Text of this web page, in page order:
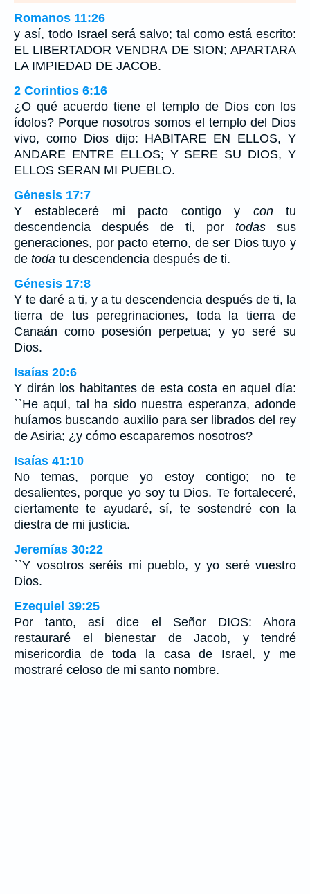
Romanos 11:26
y así, todo Israel será salvo; tal como está escrito:
EL LIBERTADOR VENDRA DE SION; APARTARA
LA IMPIEDAD DE JACOB.
2 Corintios 6:16
¿O qué acuerdo tiene el templo de Dios con los
ídolos? Porque nosotros somos el templo del Dios
vivo, como Dios dijo: HABITARE EN ELLOS, Y
ANDARE ENTRE ELLOS; Y SERE SU DIOS, Y
ELLOS SERAN MI PUEBLO.
Génesis 17:7
Y estableceré mi pacto contigo y contu
descendencia después de ti, por todassus
generaciones, por pacto eterno, de ser Dios tuyo y
de toda tu descendencia después de ti.
Génesis 17:8
Y te daré a ti, y a tu descendencia después de ti, la
tierra de tus peregrinaciones, toda la tierra de
Canaán como posesión perpetua; y yo seré su
Dios.
Isaías 20:6
Y dirán los habitantes de esta costa en aquel día:
``He aquí, tal ha sido nuestra esperanza, adonde
huíamos buscando auxilio para ser librados del rey
de Asiria; ¿y cómo escaparemos nosotros?
Isaías 41:10
No temas, porque yo estoy contigo; no te
desalientes, porque yo soy tu Dios. Te fortaleceré,
ciertamente te ayudaré, sí, te sostendré con la
diestra de mi justicia.
Jeremías 30:22
``Y vosotros seréis mi pueblo, y yo seré vuestro
Dios.
Ezequiel 39:25
Por tanto, así dice el Señor DIOS: Ahora
restauraré el bienestar de Jacob, y tendré
misericordia de toda la casa de Israel, y me
mostraré celoso de mi santo nombre.